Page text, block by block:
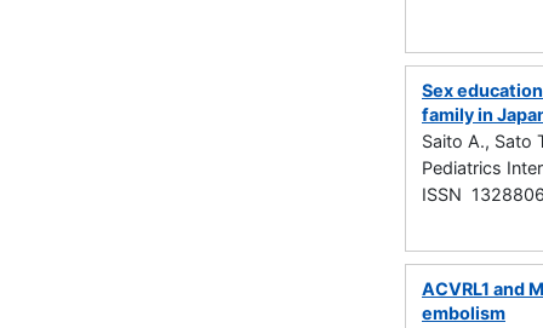
Sex
family in
Saito A., Sato
Pediatrics
ISSN
ACVRL1 and
embolism